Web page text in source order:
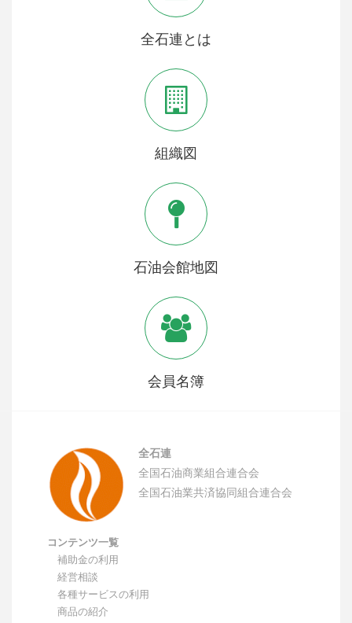
全石連とは
組織図
石油会館地図
会員名簿
全石連
全国石油商業組合連合会
全国石油業共済協同組合連合会
コンテンツ一覧
補助金の利用
経営相談
各種サービスの利用
商品の紹介